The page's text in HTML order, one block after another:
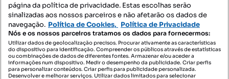
Contacte-nos
SIGA-NOS:
página da política de privacidade. Estas escolhas serão
sinalizadas aos nossos parceiros e não afetarão os dados de
navegação. Política de Cookies, Política de Privacidade
Nós e os nossos parceiros tratamos os dados para fornecermos:
Utilizar dados de geolocalização precisos. Procurar ativamente as características
do dispositivo para identificação. Compreender os públicos através de estatísticas
ou combinações de dados de diferentes fontes. Armazenar e/ou aceder a
informações num dispositivo. Medir o desempenho da publicidade. Criar perfis
para personalizar conteúdos. Criar perfis para publicidade personalizada.
Desenvolver e melhorar serviços. Utilizar dados limitados para selecionar